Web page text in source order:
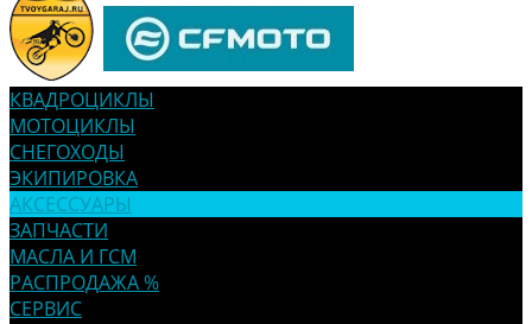
КВАДРОЦИКЛЫ
МОТОЦИКЛЫ
СНЕГОХОДЫ
ЭКИПИРОВКА
АКСЕССУАРЫ
ЗАПЧАСТИ
МАСЛА И ГСМ
РАСПРОДАЖА %
СЕРВИС